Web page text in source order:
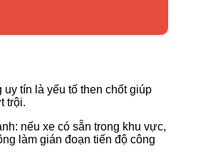
tín là yếu tố then chốt giúp
trội.
nếu xe có sẵn trong khu vực,
làm gián đoạn tiến độ công